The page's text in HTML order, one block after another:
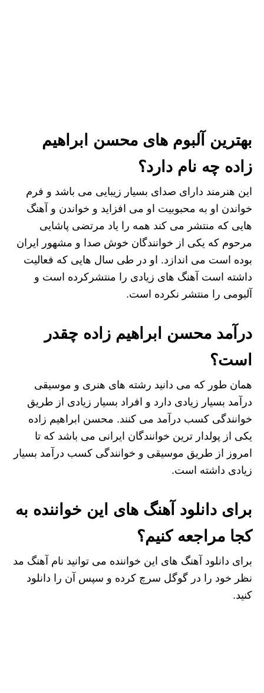
بهترین آلبوم های محسن ابراهیم
زاده چه نام دارد؟
این هنرمند دارای صدای بسیار زیبایی می باشد و فرم
خواندن او به محبوبیت او می افزاید و خواندن و آهنگ
هایی که منتشر می کند همه را یاد مرتضی پاشایی
مرحوم که یکی از خوانندگان خوش صدا و مشهور ایران
بوده است می اندازد. او در طی سال هایی که فعالیت
داشته است آهنگ های زیادی را منتشرکرده است و
آلبومی را منتشر نکرده است.
درآمد محسن ابراهیم زاده چقدر
است؟
همان طور که می دانید رشته های هنری و موسیقی
درآمد بسیار زیادی دارد و افراد بسیار زیادی از طریق
خوانندگی کسب درآمد می کنند. محسن ابراهیم زاده
یکی از پولدار ترین خوانندگان ایرانی می باشد که تا
امروز از طریق موسیقی و خوانندگی کسب درآمد بسیار
زیادی داشته است.
برای دانلود آهنگ های این خواننده به
کجا مراجعه کنیم؟
برای دانلود آهنگ های این خواننده می توانید نام آهنگ مد
نظر خود را در گوگل سرچ کرده و سپس آن را دانلود
کنید.